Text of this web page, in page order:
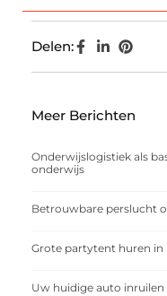
Delen:
Meer Berichten
Onderwijslogistiek als
onderwijs
Betrouwbare perslucht
Grote partytent huren in
Uw huidige auto inruilen